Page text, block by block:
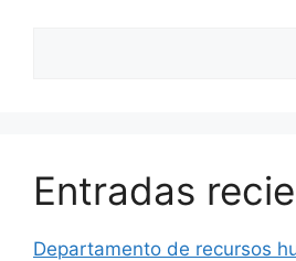
Entradas
Departamento de recursos